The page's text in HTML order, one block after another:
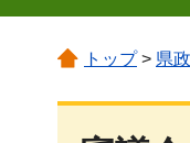
トップ> 県